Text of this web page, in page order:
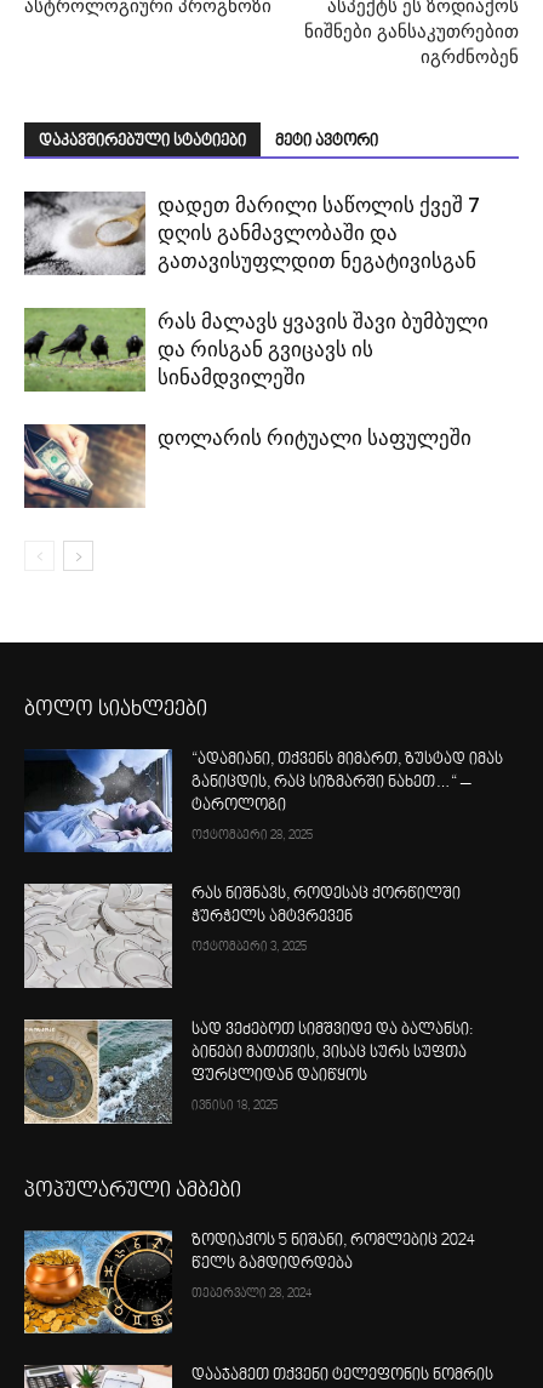
ასტროლოგიური პროგნოზი
ასპექტს ეს ზოდიაქოს
ნიშნები განსაკუთრებით
იგრძნობენ
დაკავშირებული სტატიები მეტი ავტორი
დადეთ მარილი საწოლის ქვეშ 7
დღის განმავლობაში და
გათავისუფლდით ნეგატივისგან
რას მალავს ყვავის შავი ბუმბული
და რისგან გვიცავს ის
სინამდვილეში
დოლარის რიტუალი საფულეში
ბოლო სიახლეები
“ადამიანი, თქვენს მიმართ, ზუსტად იმას
განიცდის, რაც სიზმარში ნახეთ…“ –
ტაროლოგი
ოქტომბერი 28, 2025
რას ნიშნავს, როდესაც ქორწილში
ჭურჭელს ამტვრევენ
ოქტომბერი 3, 2025
სად ვეძებოთ სიმშვიდე და ბალანსი:
ბინები მათთვის, ვისაც სურს სუფთა
ფურცლიდან დაიწყოს
ივნისი 18, 2025
პოპულარული ამბები
ზოდიაქოს 5 ნიშანი, რომლებიც 2024
წელს გამდიდრდება
თებერვალი 28, 2024
დააჯამეთ თქვენი ტელეფონის ნომრის